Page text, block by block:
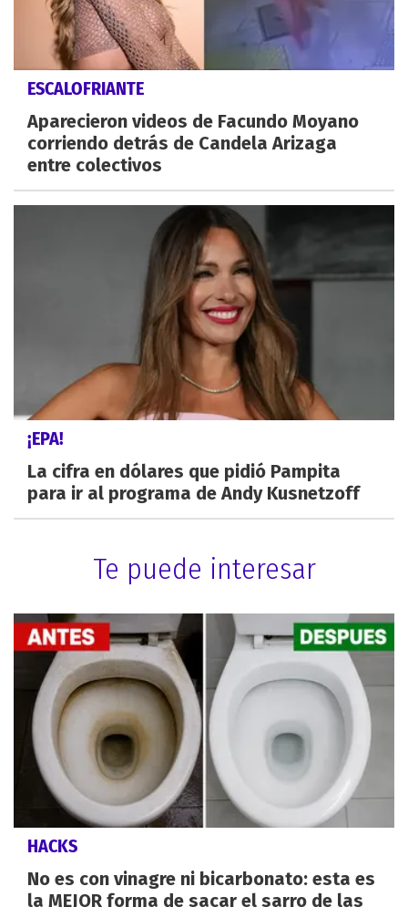
ESCALOFRIANTE
Aparecieron videos de Facundo Moyano
corriendo detrás de Candela Arizaga
entre colectivos
¡EPA!
La cifra en dólares que pidió Pampita
para ir al programa de Andy Kusnetzoff
Te puede interesar
HACKS
No es con vinagre ni bicarbonato: esta es
la MEJOR forma de sacar el sarro de las